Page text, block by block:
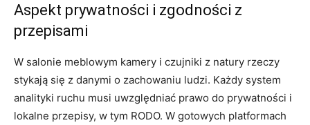
Aspekt prywatności i zgodności z
przepisami
W salonie meblowym kamery i czujniki z natury rzeczy
stykają się z danymi o zachowaniu ludzi. Każdy system
analityki ruchu musi uwzględniać prawo do prywatności i
lokalne przepisy, w tym RODO. W gotowych platformach